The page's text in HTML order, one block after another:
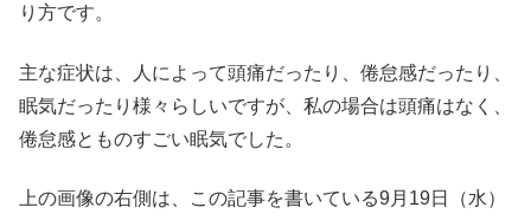
り方です。
主な症状は、人によって頭痛だったり、倦怠感だったり、
眠気だったり様々らしいですが、私の場合は頭痛はなく、
倦怠感とものすごい眠気でした。
上の画像の右側は、この記事を書いている9月19日（水）